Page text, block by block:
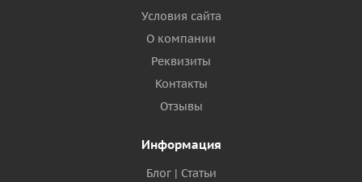
Условия сайта
О компании
Реквизиты
Контакты
Отзывы
Информация
Блог | Статьи